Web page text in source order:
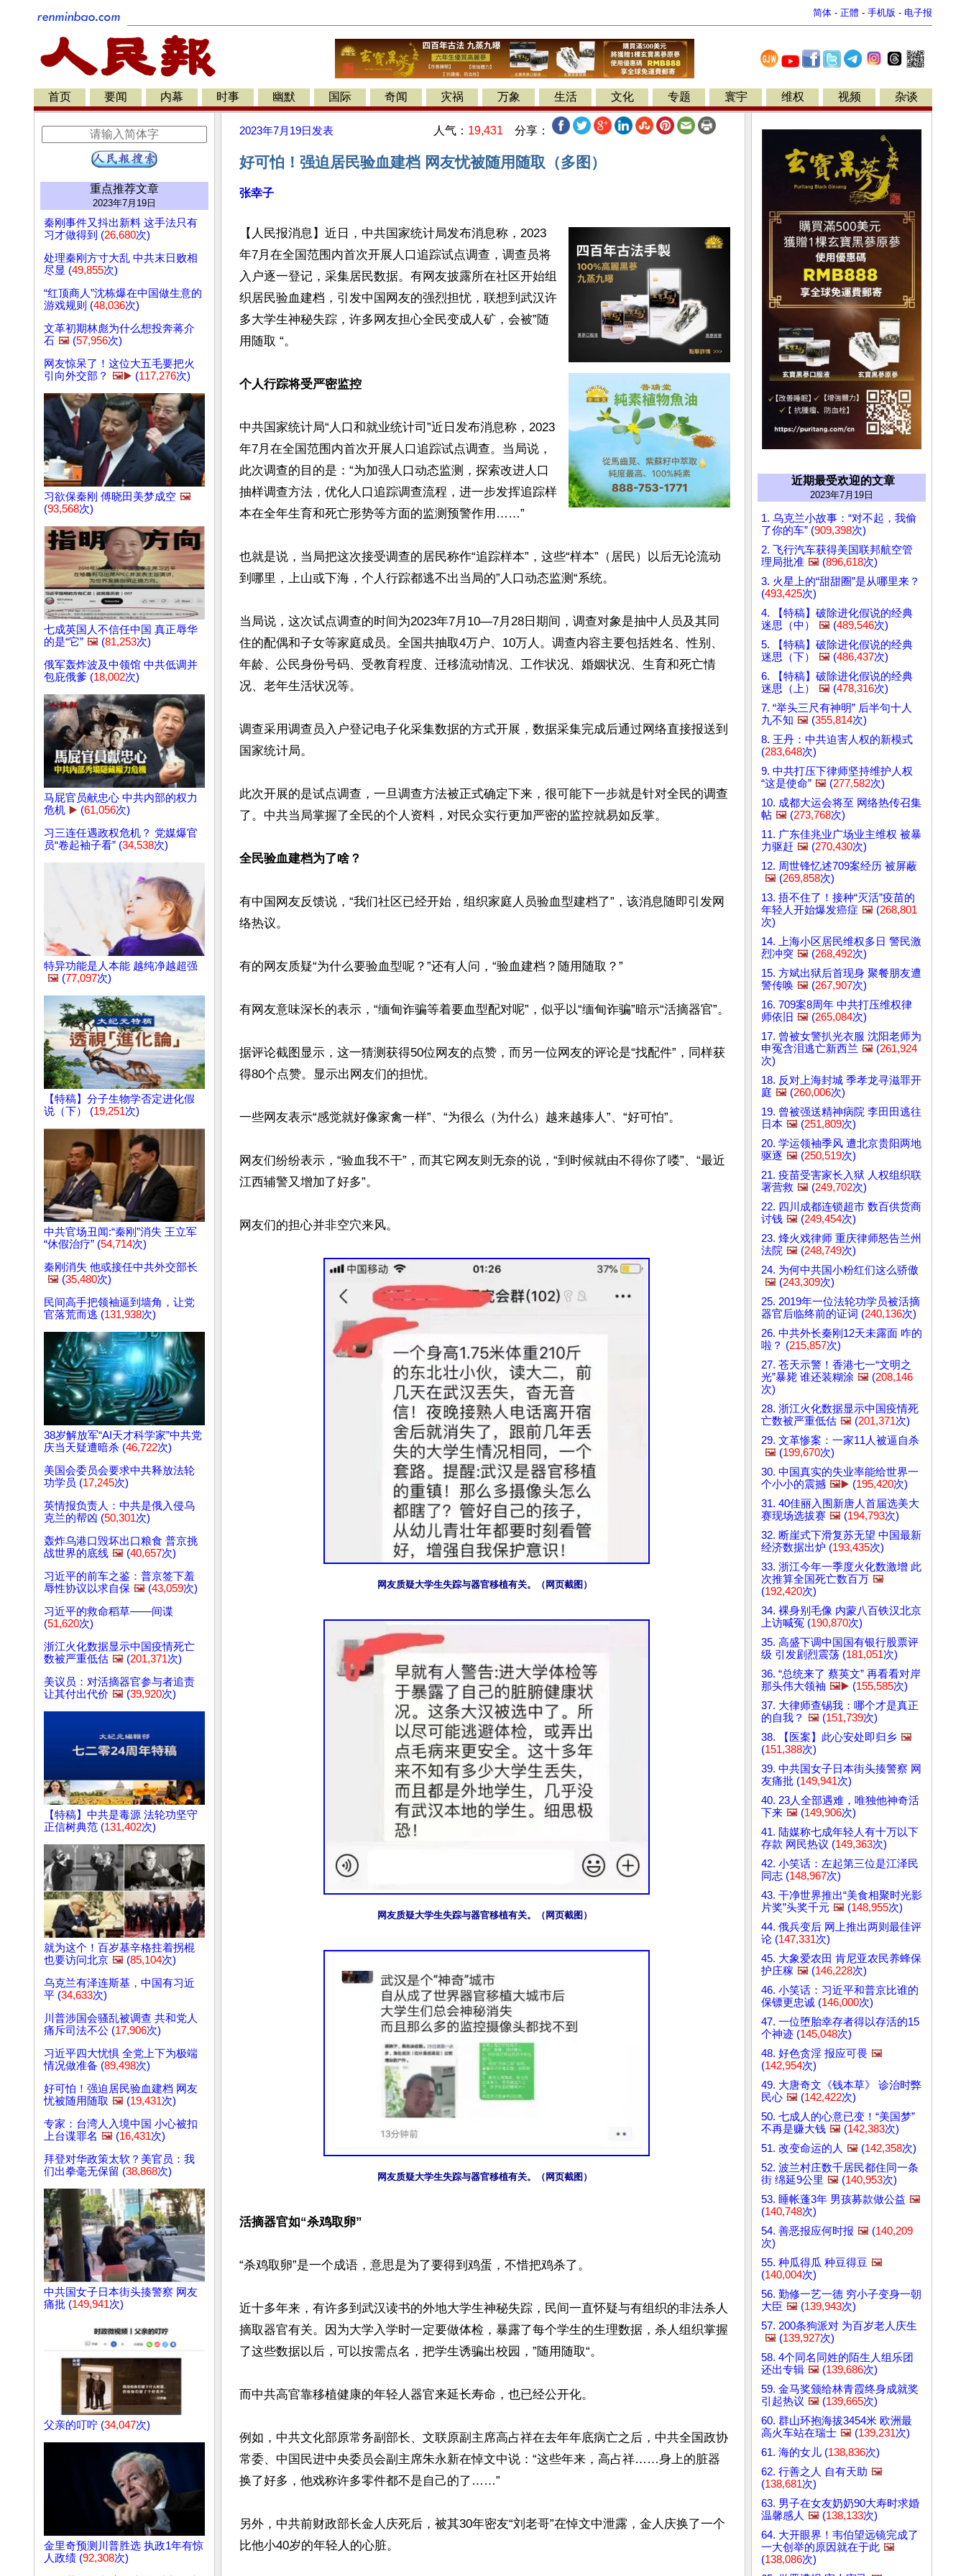
简体 - 正體 - 手机版 - 电子报
首页 要闻 内幕 时事 幽默 国际 奇闻 灾祸 万象 生活 文化 专题 寰宇 维权 视频 杂谈
重点推荐文章
2023年7月19日
秦刚事件又抖出新料 这手法只有
习才做得到 (26,680次)
处理秦刚方寸大乱 中共末日败相
尽显 (49,855次)
“红顶商人”沈栋爆在中国做生意的
游戏规则 (48,036次)
文革初期林彪为什么想投奔蒋介
石 🖼️ (57,956次)
网友惊呆了！这位大五毛要把火
引向外交部？ 🖼️▶️ (117,276次)
习欲保秦刚 傅晓田美梦成空 🖼️
(93,568次)
七成英国人不信任中国 真正辱华
的是“它” 🖼️ (81,253次)
俄军轰炸波及中领馆 中共低调并
包庇俄爹 (18,002次)
马屁官员献忠心 中共内部的权力
危机 ▶️ (61,056次)
习三连任遇政权危机？ 党媒爆官
员“卷起袖子看” (34,538次)
特异功能是人本能 越纯净越超强
🖼️ (77,097次)
【特稿】分子生物学否定进化假
说（下） (19,251次)
中共官场丑闻:“秦刚”消失 王立军
“休假治疗” (54,714次)
秦刚消失 他或接任中共外交部长
🖼️ (35,480次)
民间高手把领袖逼到墙角，让党
官落荒而逃 (131,938次)
38岁解放军“AI天才科学家”中共党
庆当天疑遭暗杀 (46,722次)
美国会委员会要求中共释放法轮
功学员 (17,245次)
英情报负责人：中共是俄入侵乌
克兰的帮凶 (50,301次)
轰炸乌港口毁坏出口粮食 普京挑
战世界的底线 🖼️ (40,657次)
习近平的前车之鉴：普京签下羞
辱性协议以求自保 🖼️ (43,059次)
习近平的救命稻草——间谍
(51,620次)
浙江火化数据显示中国疫情死亡
数被严重低估 🖼️ (201,371次)
美议员：对活摘器官参与者追责
让其付出代价 🖼️ (39,920次)
【特稿】中共是毒源 法轮功坚守
正信树典范 (131,402次)
就为这个！百岁基辛格拄着拐棍
也要访问北京 🖼️ (85,104次)
乌克兰有泽连斯基，中国有习近
平 (34,633次)
川普涉国会骚乱被调查 共和党人
痛斥司法不公 (17,906次)
习近平四大忧惧 全党上下为极端
情况做准备 (89,498次)
好可怕！强迫居民验血建档 网友
忧被随用随取 🖼️ (19,431次)
专家：台湾人入境中国 小心被扣
上台谍罪名 🖼️ (16,431次)
拜登对华政策太软？美官员：我
们出拳毫无保留 (38,868次)
中共国女子日本街头揍警察 网友
痛批 (149,941次)
父亲的叮咛 (34,047次)
金里奇预测川普胜选 执政1年有惊
人政绩 (92,308次)
2023年7月19日 发表 人气： 19,431 分享：
好可怕！强迫居民验血建档 网友忧被随用随取（多图）
张幸子
【人民报消息】近日，中共国家统计局发布消息称，2023
年7月在全国范围内首次开展人口追踪试点调查，调查员将
入户逐一登记，采集居民数据。有网友披露所在社区开始组
织居民验血建档，引发中国网友的强烈担忧，联想到武汉许
多大学生神秘失踪，许多网友担心全民变成人矿，会被”随
用随取 “。
个人行踪将受严密监控
中共国家统计局“人口和就业统计司”近日发布消息称，2023
年7月在全国范围内首次开展人口追踪试点调查。当局说，
此次调查的目的是：“为加强人口动态监测，探索改进人口
抽样调查方法，优化人口追踪调查流程，进一步发挥追踪样
本在全年生育和死亡形势等方面的监测预警作用……”
也就是说，当局把这次接受调查的居民称作“追踪样本”，这些“样本”（居民）以后无论流动
到哪里，上山或下海，个人行踪都逃不出当局的”人口动态监测“系统。
当局说，这次试点调查的时间为2023年7月10—7月28日期间，调查对象是抽中人员及其同
住的配偶和子女等家庭成员。全国共抽取4万户、10万人。调查内容主要包括姓名、性别、
年龄、公民身份号码、受教育程度、迁移流动情况、工作状况、婚姻状况、生育和死亡情
况、老年生活状况等。
调查采用调查员入户登记电子化采集数据的方式开展，数据采集完成后通过网络直接报送到
国家统计局。
此次开展的是试点调查，一旦调查方法被正式确定下来，很可能下一步就是针对全民的调查
了。中共当局掌握了全民的个人资料，对民众实行更加严密的监控就易如反掌。
全民验血建档为了啥？
有中国网友反馈说，“我们社区已经开始，组织家庭人员验血型建档了”，该消息随即引发网
络热议。
有的网友质疑“为什么要验血型呢？”还有人问，“验血建档？随用随取？”
有网友意味深长的表示，“缅甸诈骗等着要血型配对呢”，似乎以“缅甸诈骗”暗示“活摘器官”。
据评论截图显示，这一猜测获得50位网友的点赞，而另一位网友的评论是“找配件”，同样获
得80个点赞。显示出网友们的担忧。
一些网友表示“感觉就好像家禽一样”、“为很么（为什么）越来越瘆人”、“好可怕”。
网友们纷纷表示，“验血我不干”，而其它网友则无奈的说，“到时候就由不得你了喽”、“最近
江西辅警又增加了好多”。
网友们的担心并非空穴来风。
网友质疑大学生失踪与器官移植有关。（网页截图）
网友质疑大学生失踪与器官移植有关。（网页截图）
网友质疑大学生失踪与器官移植有关。（网页截图）
活摘器官如“杀鸡取卵”
“杀鸡取卵”是一个成语，意思是为了要得到鸡蛋，不惜把鸡杀了。
近十多年来，有许多到武汉读书的外地大学生神秘失踪，民间一直怀疑与有组织的非法杀人
摘取器官有关。因为大学入学时一定要做体检，暴露了每个学生的生理数据，杀人组织掌握
了这些数据以后，可以按需点名，把学生诱骗出校园，”随用随取“。
而中共高官靠移植健康的年轻人器官来延长寿命，也已经公开化。
例如，中共文化部原常务副部长、文联原副主席高占祥在去年年底病亡之后，中共全国政协
常委、中国民进中央委员会副主席朱永新在悼文中说：“这些年来，高占祥……身上的脏器
换了好多，他戏称许多零件都不是自己的了……”
另外，中共前财政部长金人庆死后，被其30年密友“刘老哥”在悼文中泄露，金人庆换了一个
比他小40岁的年轻人的心脏。
近期最受欢迎的文章
2023年7月19日
1. 乌克兰小故事：“对不起，我偷
了你的车” (909,398次)
2. 飞行汽车获得美国联邦航空管
理局批准 🖼️ (896,618次)
3. 火星上的“甜甜圈”是从哪里来？
(493,425次)
4. 【特稿】破除进化假说的经典
迷思（中）
🖼️ (489,546次)
5. 【特稿】破除进化假说的经典
迷思（下）
🖼️ (486,437次)
6. 【特稿】破除进化假说的经典
迷思（上）
🖼️ (478,316次)
7. “举头三尺有神明” 后半句十人
九不知 🖼️ (355,814次)
8. 王丹：中共迫害人权的新模式
(283,648次)
9. 中共打压下律师坚持维护人权
“这是使命” 🖼️ (277,582次)
10. 成都大运会将至 网络热传召集
帖 🖼️ (273,768次)
11. 广东佳兆业广场业主维权 被暴
力驱赶 🖼️ (270,430次)
12. 周世锋忆述709案经历 被屏蔽
🖼️ (269,858次)
13. 捂不住了！接种“灭活”疫苗的
年轻人开始爆发癌症 🖼️ (268,801
次)
14. 上海小区居民维权多日 警民激
烈冲突 🖼️ (268,492次)
15. 方斌出狱后首现身 聚餐朋友遭
警传唤 🖼️ (267,907次)
16. 709案8周年 中共打压维权律
师依旧 🖼️ (265,084次)
17. 曾被女警扒光衣服 沈阳老师为
申冤含泪逃亡新西兰 🖼️ (261,924
次)
18. 反对上海封城 季孝龙寻滋罪开
庭 🖼️ (260,006次)
19. 曾被强送精神病院 李田田逃往
日本 🖼️ (251,809次)
20. 学运领袖季风 遭北京贵阳两地
驱逐 🖼️ (250,519次)
21. 疫苗受害家长入狱 人权组织联
署营救 🖼️ (249,702次)
22. 四川成都连锁超市 数百供货商
讨钱 🖼️ (249,454次)
23. 烽火戏律师 重庆律师怒告兰州
法院 🖼️ (248,749次)
24. 为何中共国小粉红们这么骄傲
🖼️ (243,309次)
25. 2019年一位法轮功学员被活摘
器官后临终前的证词 (240,136次)
26. 中共外长秦刚12天未露面 咋的
啦？ (215,857次)
27. 苍天示警！香港七一“文明之
光”暴毙 谁还装糊涂 🖼️ (208,146
次)
28. 浙江火化数据显示中国疫情死
亡数被严重低估 🖼️ (201,371次)
29. 文革惨案：一家11人被逼自杀
🖼️ (199,670次)
30. 中国真实的失业率能给世界一
个小小的震撼 🖼️▶️ (195,420次)
31. 40佳丽入围新唐人首届选美大
赛现场选拔赛 🖼️ (194,793次)
32. 断崖式下滑复苏无望 中国最新
经济数据出炉 (193,435次)
33. 浙江今年一季度火化数激增 此
次推算全国死亡数百万 🖼️
(192,420次)
34. 裸身别毛像 内蒙八百铁汉北京
上访喊冤 (190,870次)
35. 高盛下调中国国有银行股票评
级 引发剧烈震荡 (181,051次)
36. “总统来了 蔡英文” 再看看对岸
那头伟大领袖 🖼️▶️ (155,585次)
37. 大律师查锡我：哪个才是真正
的自我？ 🖼️ (151,739次)
38. 【医案】此心安处即归乡 🖼️
(151,388次)
39. 中共国女子日本街头揍警察 网
友痛批 (149,941次)
40. 23人全部遇难，唯独他神奇活
下来 🖼️ (149,906次)
41. 陆媒称七成年轻人有十万以下
存款 网民热议 (149,363次)
42. 小笑话：左起第三位是江泽民
同志 (148,967次)
43. 干净世界推出“美食相聚时光影
片奖”头奖千元 🖼️ (148,955次)
44. 俄兵变后 网上推出两则最佳评
论 (147,331次)
45. 大象爱农田 肯尼亚农民养蜂保
护庄稼 🖼️ (146,228次)
46. 小笑话：习近平和普京比谁的
保镖更忠诚 (146,000次)
47. 一位堕胎幸存者得以存活的15
个神迹 (145,048次)
48. 好色贪淫 报应可畏 🖼️
(142,954次)
49. 大唐奇文《钱本草》 诊治时弊
民心 🖼️ (142,422次)
50. 七成人的心意已变！“美国梦”
不再是赚大钱 🖼️ (142,383次)
51. 改变命运的人 🖼️ (142,358次)
52. 波兰村庄数千居民都住同一条
街 绵延9公里 🖼️ (140,953次)
53. 睡帐蓬3年 男孩募款做公益 🖼️
(140,748次)
54. 善恶报应何时报 🖼️ (140,209
次)
55. 种瓜得瓜 种豆得豆 🖼️
(140,004次)
56. 勤修一艺一德 穷小子变身一朝
大臣 🖼️ (139,943次)
57. 200条狗派对 为百岁老人庆生
🖼️ (139,927次)
58. 4个同名同姓的陌生人组乐团
还出专辑 🖼️ (139,686次)
59. 金马奖颁给林青霞终身成就奖
引起热议 🖼️ (139,665次)
60. 群山环抱海拔3454米 欧洲最
高火车站在瑞士 🖼️ (139,231次)
61. 海的女儿 (138,836次)
62. 行善之人 自有天助 🖼️
(138,681次)
63. 男子在女友奶奶90大寿时求婚
温馨感人 🖼️ (138,133次)
64. 大开眼界！韦伯望远镜完成了
一大创举的原因就在于此 🖼️
(138,086次)